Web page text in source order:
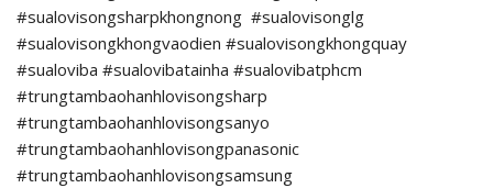
#sualovisongsharpkhongnong #sualovisonglg
#sualovisongkhongvaodien #sualovisongkhongquay
#sualoviba #sualovibatainha #sualovibatphcm
#trungtambaohanhlovisongsharp
#trungtambaohanhlovisongsanyo
#trungtambaohanhlovisongpanasonic
#trungtambaohanhlovisongsamsung